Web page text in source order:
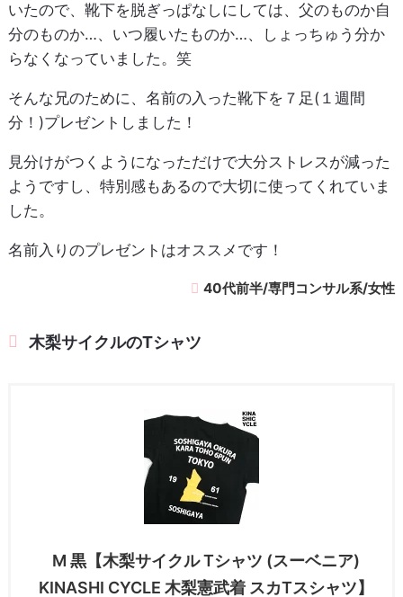
いたので、靴下を脱ぎっぱなしにしては、父のものか自
分のものか…、いつ履いたものか…、しょっちゅう分か
らなくなっていました。笑
そんな兄のために、名前の入った靴下を７足(１週間
分！)プレゼントしました！
見分けがつくようになっただけで大分ストレスが減った
ようですし、特別感もあるので大切に使ってくれていま
した。
名前入りのプレゼントはオススメです！
40代前半/専門コンサル系/女性
木梨サイクルのTシャツ
M 黒【木梨サイクル Tシャツ (スーベニア)
KINASHI CYCLE 木梨憲武着 スカTスシャツ】